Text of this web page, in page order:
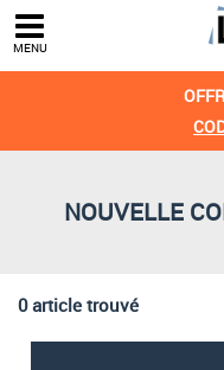
MENU
NOUVELLE
0 article trouvé
Trier par
Derniers arrivages
Meilleures remises